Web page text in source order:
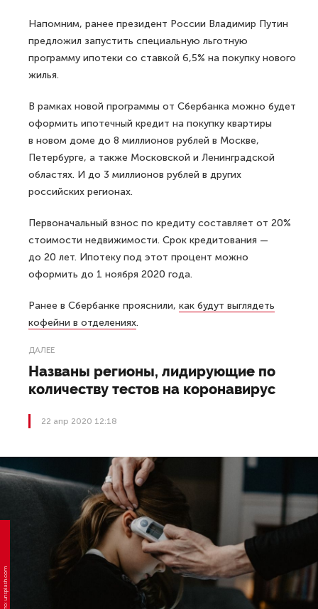
Напомним, ранее президент России Владимир Путин
предложил запустить специальную льготную
программу ипотеки со ставкой 6,5% на покупку нового
жилья.
В рамках новой программы от Сбербанка можно будет
оформить ипотечный кредит на покупку квартиры
в новом доме до 8 миллионов рублей в Москве,
Петербурге, а также Московской и Ленинградской
областях. И до 3 миллионов рублей в других
российских регионах.
Первоначальный взнос по кредиту составляет от 20%
стоимости недвижимости. Срок кредитования —
до 20 лет. Ипотеку под этот процент можно
оформить до 1 ноября 2020 года.
Ранее в Сбербанке прояснили, как будут выглядеть
кофейни в отделениях.
ДАЛЕЕ
Названы регионы, лидирующие по
количеству тестов на коронавирус
22 апр 2020 12:18
Фото: unsplash.com